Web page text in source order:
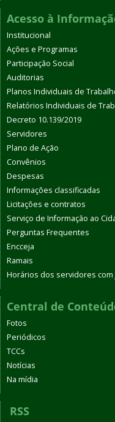
Acesso à
Institucional
Ações e Programas
Participação Social
Auditorias
Planos Individuais de
Relatórios Individuais de
Decreto 10.139/2019
Servidores
Plano de Ação
Convênios
Despesas
Informações classificadas
Licitações e contratos
Serviço de Informação ao
Perguntas Frequentes
Encceja
Ramais
Horários dos servidores
Central de
Fotos
Periódicos
TCCs
Notícias
Na mídia
RSS